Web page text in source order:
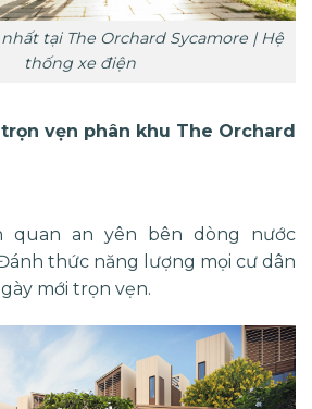
tại The Orchard Sycamore | Hệ
thống xe điện
vẹn phân khu The Orchard
quan an yên bên dòng nước
thức năng lượng mọi cư dân
mới trọn vẹn.